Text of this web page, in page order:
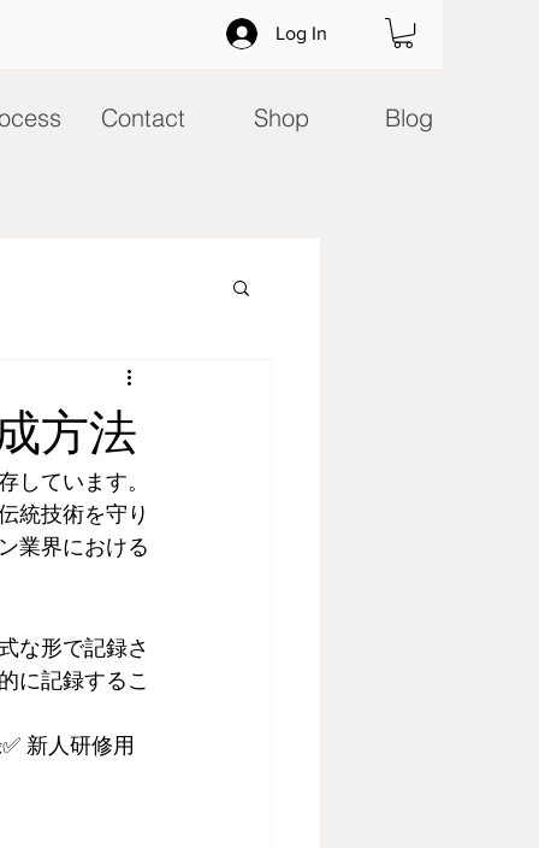
Log In
Contact Shop Blog
方法
しています。
統技術を守り
業界における
な形で記録さ
に記録するこ
新人研修用